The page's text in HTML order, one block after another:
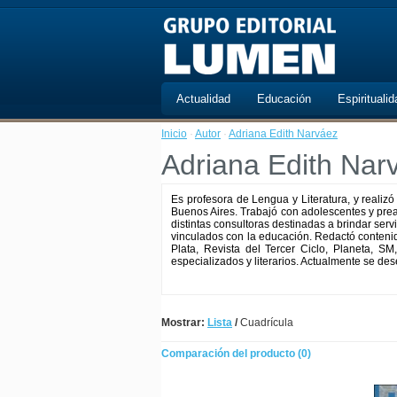
Actualidad Educación
Inicio · Autor · Adriana Edith Narváez
Adriana Edith
Es profesora de Lengua y Literatura, y
Buenos Aires. Trabajó con adolescentes y
distintas consultoras destinadas a brindar
vinculados con la educación. Redactó
Plata, Revista del Tercer Ciclo, Planeta,
especializados y literarios. Actualmente se
Mostrar: Lista /Cuadrícula
Comparación del producto (0)